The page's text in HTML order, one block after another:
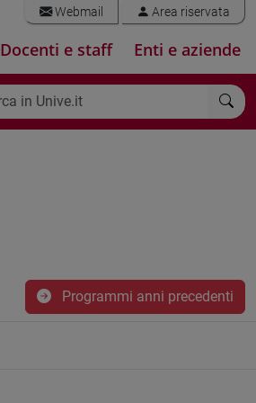
Webmail Area riservata
Docenti e staff Enti e aziende
Programmi anni precedenti